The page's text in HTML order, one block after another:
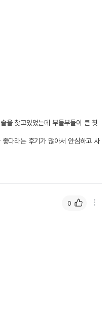
랜드사 사정에 의해 일부 변경될 수 있습니다.
당사항없음
을 찾고있었는데 부들부들이 큰 칫
다라는 후기가 많아서 안심하고 사
0